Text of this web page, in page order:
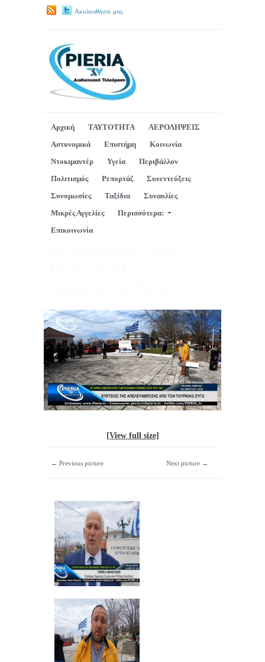
Ακολουθήστε μας.
Αρχική ΤΑΥΤΟΤΗΤΑ
ΑΕΡΟΛΗΨΕΙΣ
Αστυνομικά
Επιστήμη
Κοινωνία
Ντοκιμαντέρ
Υγεία
Περιβάλλον
Πολιτισμός
Ρεπορτάζ
Συνεντεύξεις
Συνομωσίες
Ταξίδια
Συναυλίες
Μικρές Αγγελίες
Περισσότερα:
Επικοινωνία
[View full size]
← Previous picture Next picture →